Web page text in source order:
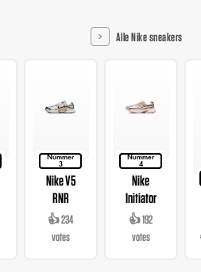
Alle Nike sneakers
Nummer
3
Nike V5
RNR
👍 234
votes
Nummer
4
Nike
Initiator
👍 192
votes